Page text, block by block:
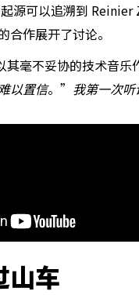
源可以追溯到 Reinier
合作展开了讨论。
毫不妥协的技术音
以置信。” 我第一次
山车